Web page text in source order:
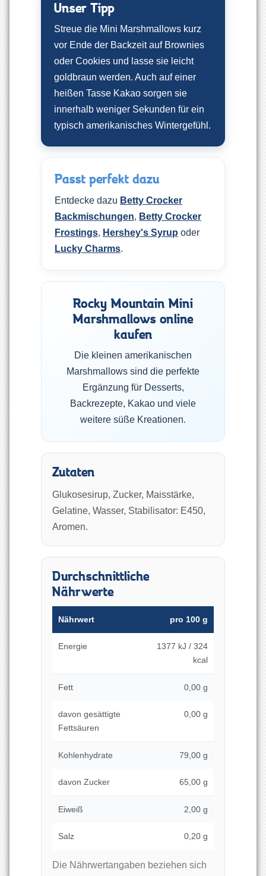
Unser Tipp
Streue die Mini Marshmallows kurz
vor Ende der Backzeit auf Brownies
oder Cookies und lasse sie leicht
goldbraun werden. Auch auf einer
heißen Tasse Kakao sorgen sie
innerhalb weniger Sekunden für ein
typisch amerikanisches Wintergefühl.
Passt perfekt dazu
Entdecke dazu Betty Crocker
Backmischungen, Betty Crocker
Frostings, Hershey's Syrup oder
Lucky Charms.
Rocky Mountain Mini
Marshmallows online
kaufen
Die kleinen amerikanischen
Marshmallows sind die perfekte
Ergänzung für Desserts,
Backrezepte, Kakao und viele
weitere süße Kreationen.
Zutaten
Glukosesirup, Zucker, Maisstärke,
Gelatine, Wasser, Stabilisator: E450,
Aromen.
Durchschnittliche
Nährwerte
Nährwert pro 100 g
Energie
1377 kJ / 324
kcal
Fett 0,00 g
davon gesättigte
Fettsäuren
0,00 g
Kohlenhydrate 79,00 g
davon Zucker 65,00 g
Eiweiß 2,00 g
Salz 0,20 g
Die Nährwertangaben beziehen sich